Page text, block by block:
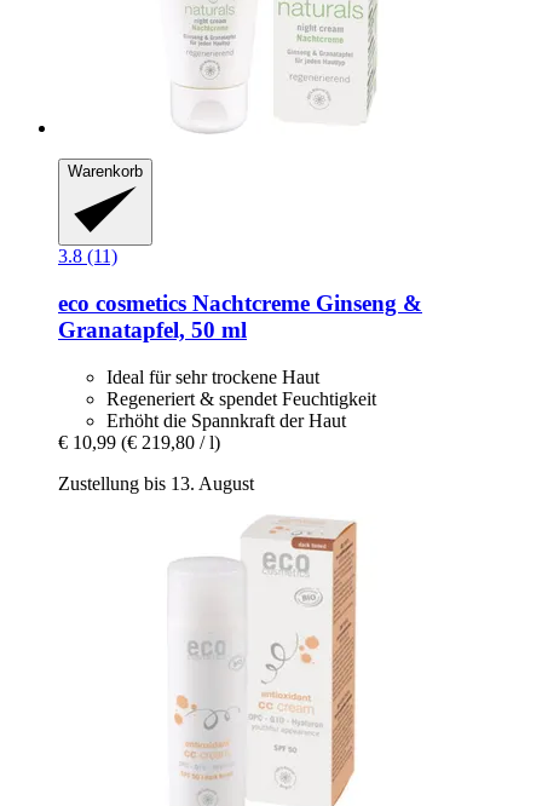
Warenkorb
3.8 (11)
eco cosmetics Nachtcreme Ginseng &
Granatapfel, 50 ml
Ideal für sehr trockene Haut
Regeneriert & spendet Feuchtigkeit
Erhöht die Spannkraft der Haut
€ 10,99 (€ 219,80 / l)
Zustellung bis 13. August